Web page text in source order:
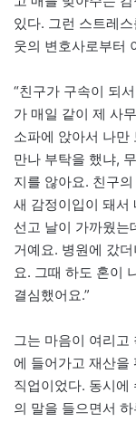
있다. 그런 스트레
웃의 변호사로부터
“친구가 구속이 되
가 매일 같이 제 사
소파에 앉아서 나만
만나 부탁을 했냐,
지를 않아요. 친구
새 감정이입이 돼서
선고 날이 가까웠는
거예요. 병원에 갔
요. 그때 하도 혼이
결심했어요.”
그는 마음이 여리고
에 들어가고 재산을
직업이었다. 동시에
의 말을 들으면서